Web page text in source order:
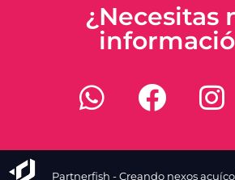
¿Necesitas
Partnerfish - Creando nexos